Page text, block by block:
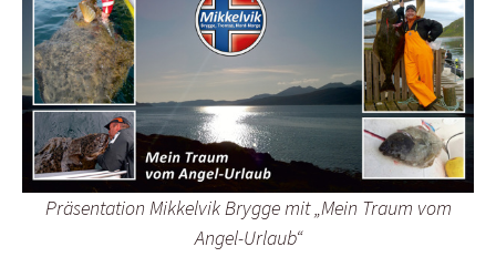
Präsentation Mikkelvik Brygge mit „Mein Traum vom
Angel-Urlaub“